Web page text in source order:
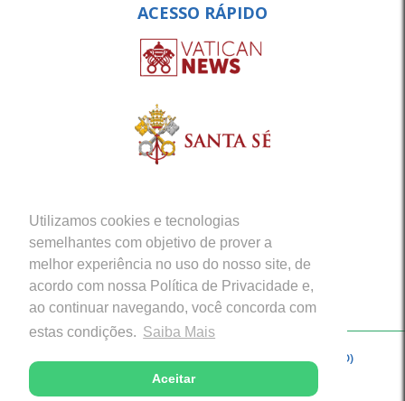
Utilizamos cookies e tecnologias
semelhantes com objetivo de prover a
melhor experiência no uso do nosso site, de
acordo com nossa Política de Privacidade e,
ao continuar navegando, você concorda com
estas condições. Saiba Mais
Aceitar
ACESSO RÁPIDO
Copyright © 2026 - Arquidiocese de Porto Velho (RO)
Desenvolvido com excelência por